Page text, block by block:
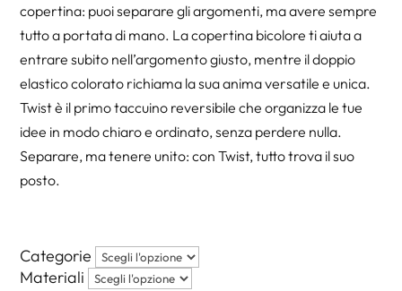
copertina: puoi separare gli argomenti, ma avere sempre
tutto a portata di mano. La copertina bicolore ti aiuta a
entrare subito nell’argomento giusto, mentre il doppio
elastico colorato richiama la sua anima versatile e unica.
Twist è il primo taccuino reversibile che organizza le tue
idee in modo chiaro e ordinato, senza perdere nulla.
Separare, ma tenere unito: con Twist, tutto trova il suo
posto.
Categorie
Materiali